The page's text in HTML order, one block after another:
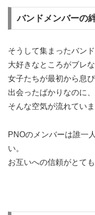
バンドメンバーの
そうして集まったバン
大好きなところがブレな
女子たちが最初から息
出会ったばかりなのに
そんな空気が流れていま
PNOのメンバーは誰一
い。
お互いへの信頼がとても